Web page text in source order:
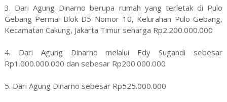
3. Dari Agung Dinarno berupa rumah yang terletak di Pulo
Gebang Permai Blok D5 Nomor 10, Kelurahan Pulo Gebang,
Kecamatan Cakung, Jakarta Timur seharga Rp2.200.000.000
4. Dari Agung Dinarno melalui Edy Sugandi sebesar
Rp1.000.000.000 dan sebesar Rp200.000.000
5. Dari Agung Dinarno sebesar Rp525.000.000